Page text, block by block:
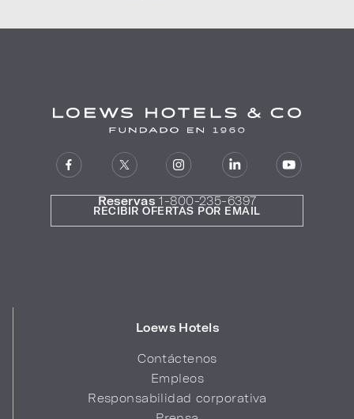
Reservas 1-800-235-6397
Loews Hotels
Contáctenos
Empleos
Responsabilidad corporativa
RECIBIR OFERTAS POR EMAIL